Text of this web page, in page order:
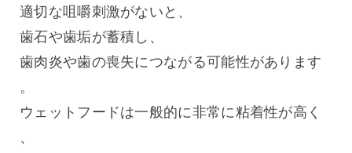
適切な咀嚼刺激がないと、
歯石や歯垢が蓄積し、
歯肉炎や歯の喪失につながる可能性があります
。
ウェットフードは一般的に非常に粘着性が高く
、